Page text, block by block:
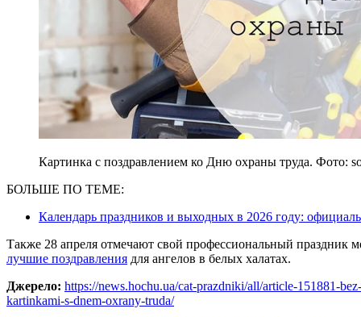
Картинка с поздравлением ко Дню охраны труда. Фото:
БОЛЬШЕ ПО ТЕМЕ:
Календарь праздников и выходных в 2026 году:
Также 28 апреля отмечают свой профессиональный
лучшие поздравления для ангелов в белых халатах.
Джерело: https://news.hochu.ua/cat-prazdniki/all/article-151881-
kartinkami-s-dnem-oxrany-truda/